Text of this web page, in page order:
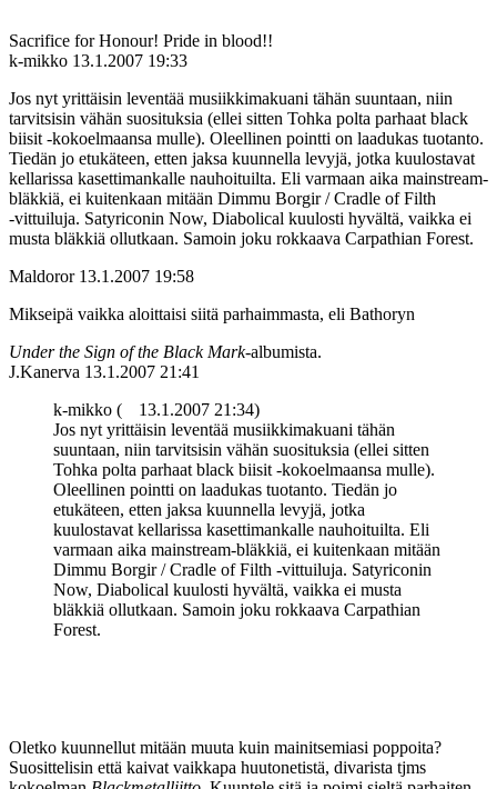
Sacrifice for Honour! Pride in blood!!
k-mikko 13.1.2007 19:33
Jos nyt yrittäisin leventää musiikkimakuani tähän suuntaan, niin
tarvitsisin vähän suosituksia (ellei sitten Tohka polta parhaat black
biisit ‑kokoelmaansa mulle). Oleellinen pointti on laadukas tuotanto.
Tiedän jo etukäteen, etten jaksa kuunnella levyjä, jotka kuulostavat
kellarissa kasettimankalle nauhoituilta. Eli varmaan aika mainstream-
bläkkiä, ei kuitenkaan mitään Dimmu Borgir / Cradle of Filth
‑vittuiluja. Satyriconin Now, Diabolical kuulosti hyvältä, vaikka ei
musta bläkkiä ollutkaan. Samoin joku rokkaava Carpathian Forest.
Maldoror 13.1.2007 19:58
Mikseipä vaikka aloittaisi siitä parhaimmasta, eli Bathoryn
Under the Sign of the Black Mark-albumista.
J.Kanerva 13.1.2007 21:41
k-mikko (
13.1.2007 21:34)
Jos nyt yrittäisin leventää musiikkimakuani tähän
suuntaan, niin tarvitsisin vähän suosituksia (ellei sitten
Tohka polta parhaat black biisit ‑kokoelmaansa mulle).
Oleellinen pointti on laadukas tuotanto. Tiedän jo
etukäteen, etten jaksa kuunnella levyjä, jotka
kuulostavat kellarissa kasettimankalle nauhoituilta. Eli
varmaan aika mainstream-bläkkiä, ei kuitenkaan mitään
Dimmu Borgir / Cradle of Filth ‑vittuiluja. Satyriconin
Now, Diabolical kuulosti hyvältä, vaikka ei musta
bläkkiä ollutkaan. Samoin joku rokkaava Carpathian
Forest.
Oletko kuunnellut mitään muuta kuin mainitsemiasi poppoita?
Suosittelisin että kaivat vaikkapa huutonetistä, divarista tjms